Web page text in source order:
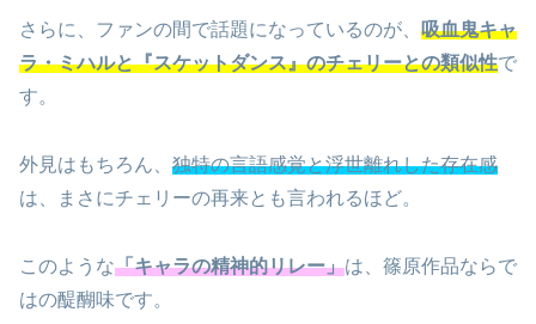
さらに、ファンの間で話題になっているのが、 吸血鬼キャ
ラ・ミハルと『スケットダンス』のチェリーとの類似性で
す。
外見はもちろん、 独特の言語感覚と浮世離れした存在感
は、まさにチェリーの再来とも言われるほど。
このような「キャラの精神的リレー」は、篠原作品ならで
はの醍醐味です。